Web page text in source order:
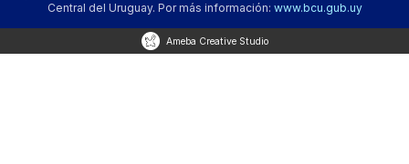
Central del Uruguay. Por más información: www.bcu.gub.uy
Ameba Creative Studio